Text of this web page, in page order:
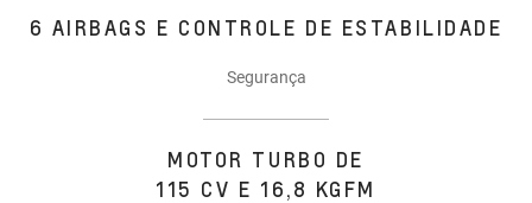
6 AIRBAGS E CONTROLE DE ESTABILIDADE
Segurança
MOTOR TURBO DE
115 CV E 16,8 KGFM